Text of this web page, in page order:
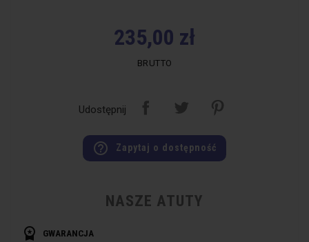
235,00 zł
BRUTTO
Udostępnij
help_outline Zapytaj o dostępność
NASZE ATUTY
workspace_premium GWARANCJA